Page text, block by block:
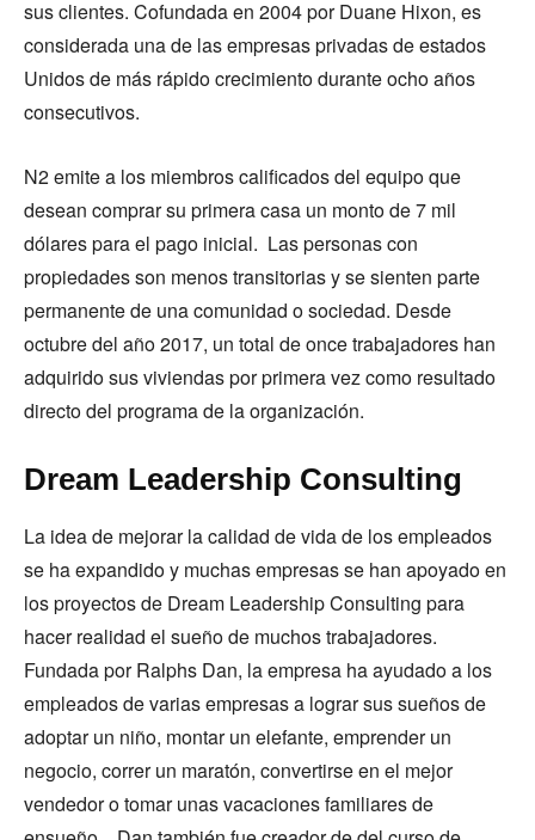
sus clientes. Cofundada en 2004 por Duane Hixon, es
considerada una de las empresas privadas de estados
Unidos de más rápido crecimiento durante ocho años
consecutivos.
N2 emite a los miembros calificados del equipo que
desean comprar su primera casa un monto de 7 mil
dólares para el pago inicial. Las personas con
propiedades son menos transitorias y se sienten parte
permanente de una comunidad o sociedad. Desde
octubre del año 2017, un total de once trabajadores han
adquirido sus viviendas por primera vez como resultado
directo del programa de la organización.
Dream Leadership Consulting
La idea de mejorar la calidad de vida de los empleados
se ha expandido y muchas empresas se han apoyado en
los proyectos de Dream Leadership Consulting para
hacer realidad el sueño de muchos trabajadores.
Fundada por Ralphs Dan, la empresa ha ayudado a los
empleados de varias empresas a lograr sus sueños de
adoptar un niño, montar un elefante, emprender un
negocio, correr un maratón, convertirse en el mejor
vendedor o tomar unas vacaciones familiares de